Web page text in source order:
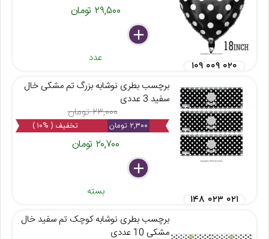
۲۹,۵۰۰ تومان
delete
remove
add
عدد
۱۰۹ ۰۰۹ ۰۲۰
برچسب بطری نوشابه بزرگ تم مشکی خال
سفید 3 عددی
۲۳,۰۰۰ تومان
۲,۳۰۰ تومان تخفیف ( %۱۰ )
۲۰,۷۰۰ تومان
delete
remove
add
بسته
۱۴۸ ۰۲۳ ۰۲۱
برچسب بطری نوشابه کوچک تم سفید خال
مشکی 10 عددی